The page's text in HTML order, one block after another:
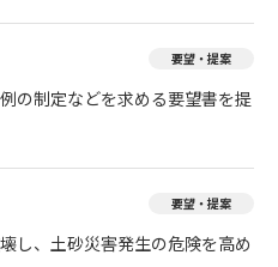
要望・提案
の制定などを求める要望書を提
要望・提案
し、土砂災害発生の危険を高め